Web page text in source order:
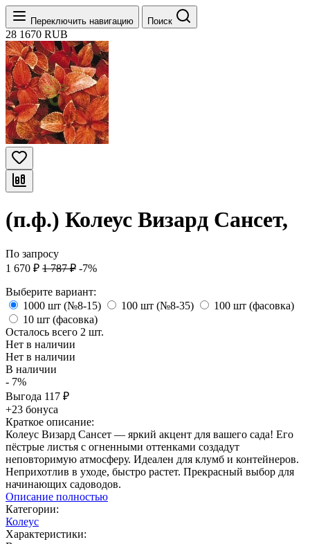
Переключить навигацию Поиск
28 1670 RUB
(п.ф.) Колеус Визард Сансет,
По запросу
1 670 ₽ 1 787 ₽ -7%
Выберите вариант:
1000 шт (№8-15)
100 шт (№8-35)
100 шт (фасовка)
10 шт (фасовка)
Осталось всего 2 шт.
Нет в наличии
Нет в наличии
В наличии
- 7%
Выгода 117 ₽
+23 бонуса
Краткое описание:
Колеус Визард Сансет — яркий акцент для вашего сада! Его
пёстрые листья с огненными оттенками создадут
неповторимую атмосферу. Идеален для клумб и контейнеров.
Неприхотлив в уходе, быстро растет. Прекрасный выбор для
начинающих садоводов.
Описание полностью
Категории:
Колеус
Характеристики: